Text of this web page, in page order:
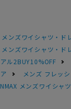
メンズワイシャツ・ド
メンズワイシャツ・ド
ル2BUY10%OFF
メンズ フレッ
メンズワイシャ